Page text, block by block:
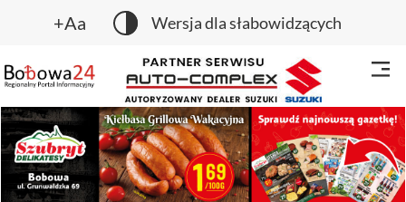
+Aa Wersja dla słabowidzących